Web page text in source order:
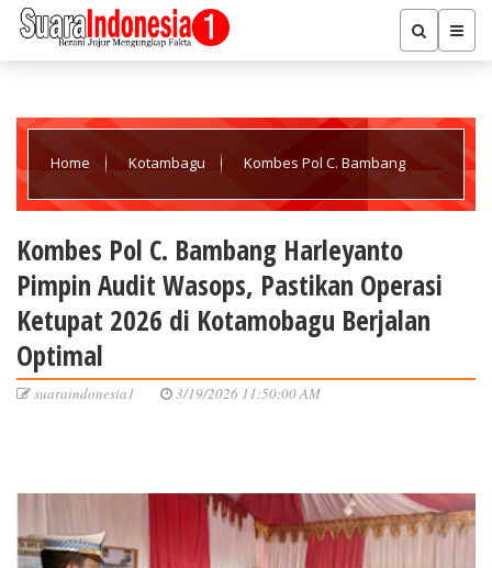
Home Kotambagu Kombes Pol C. Bambang
di Kotamobagu Berjalan Optimal
Kombes Pol C. Bambang Harleyanto
Pimpin Audit Wasops, Pastikan Operasi
Ketupat 2026 di Kotamobagu Berjalan
Optimal
suaraindonesia1 3/19/2026 11:50:00 AM